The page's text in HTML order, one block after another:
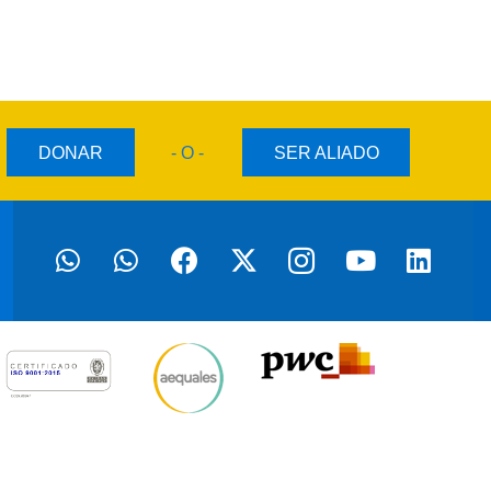
DONAR - O - SER ALIADO